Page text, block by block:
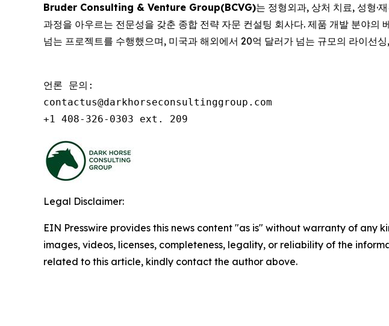
Bruder Consulting & Venture Group(BCVG)는 정형외과, 상처 치료, 성형·
과정을 아우르는 전문성을 갖춘 종합 전략 자문 컨설팅 회사다. 제품 개발 분야
넘는 프로젝트를 수행했으며, 미국과 해외에서 20억 달러가 넘는 규모의 라이선
언론 문의:
contactus@darkhorseconsultinggroup.com
+1 408-326-0303 ext. 209
Legal Disclaimer:
EIN Presswire provides this news content "as is" without warranty of
images, videos, licenses, completeness, legality, or reliability of the
related to this article, kindly contact the author above.